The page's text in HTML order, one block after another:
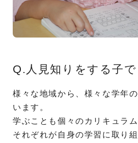
Q.人見知りをする子で
様々な地域から、様々な学年
います。
学ぶことも個々のカリキュラ
それぞれが自身の学習に取り組